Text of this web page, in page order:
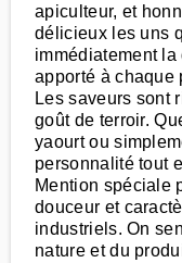
apiculteur, et
délicieux les uns
immédiatement
apporté à chaque
Les saveurs sont
goût de terroir.
yaourt ou
personnalité tout
Mention spéciale
douceur et
industriels. On
nature et du